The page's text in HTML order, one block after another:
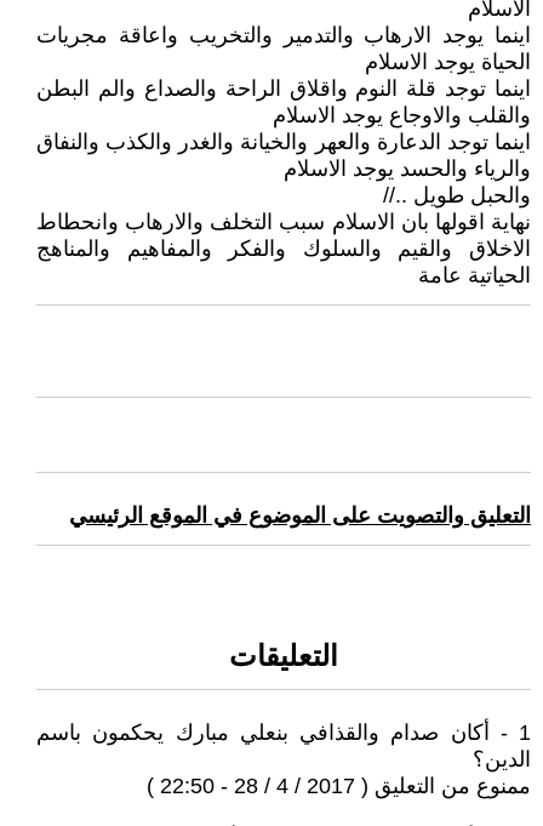
الاسلام
اينما يوجد الارهاب والتدمير والتخريب واعاقة مجريات
الحياة يوجد الاسلام
اينما توجد قلة النوم واقلاق الراحة والصداع والم البطن
والقلب والاوجاع يوجد الاسلام
اينما توجد الدعارة والعهر والخيانة والغدر والكذب والنفاق
والرياء والحسد يوجد الاسلام
والحبل طويل ..//
نهاية اقولها بان الاسلام سبب التخلف والارهاب وانحطاط
الاخلاق والقيم والسلوك والفكر والمفاهيم والمناهج
الحياتية عامة
التعليق والتصويت على الموضوع في الموقع الرئيسي
التعليقات
1 - أكان صدام والقذافي بنعلي مبارك يحكمون باسم
الدين؟
ممنوع من التعليق ( 2017 / 4 / 28 - 22:50 )